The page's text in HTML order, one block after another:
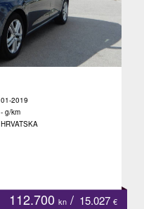
01-2019
- g/km
HRVATSKA
112.700 kn / 15.027 €